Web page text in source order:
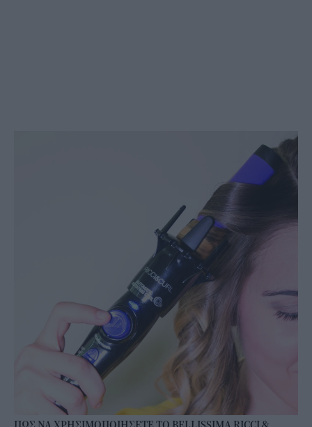
ΠΩΣ ΝΑ ΧΡΗΣΙΜΟΠΟΙΗΣΕΤΕ ΤΟ BELLISSIMA RICCI &